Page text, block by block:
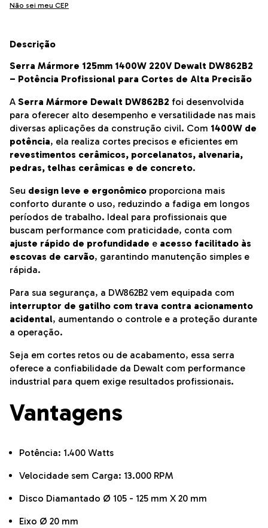
Não sei meu CEP
Descrição
Serra Mármore 125mm 1400W 220V Dewalt DW862B2
– Potência Profissional para Cortes de Alta Precisão
A Serra Mármore Dewalt DW862B2 foi desenvolvida
para oferecer alto desempenho e versatilidade nas mais
diversas aplicações da construção civil. Com 1400W de
potência, ela realiza cortes precisos e eficientes em
revestimentos cerâmicos, porcelanatos, alvenaria,
pedras, telhas cerâmicas e de concreto.
Seu design leve e ergonômico proporciona mais
conforto durante o uso, reduzindo a fadiga em longos
períodos de trabalho. Ideal para profissionais que
buscam performance com praticidade, conta com
ajuste rápido de profundidade e acesso facilitado às
escovas de carvão, garantindo manutenção simples e
rápida.
Para sua segurança, a DW862B2 vem equipada com
interruptor de gatilho com trava contra acionamento
acidental, aumentando o controle e a proteção durante
a operação.
Seja em cortes retos ou de acabamento, essa serra
oferece a confiabilidade da Dewalt com performance
industrial para quem exige resultados profissionais.
Vantagens
Potência: 1.400 Watts
Velocidade sem Carga: 13.000 RPM
Disco Diamantado Ø 105 - 125 mm X 20 mm
Eixo Ø 20 mm